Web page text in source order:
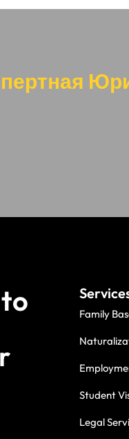
Family
Student
Legal